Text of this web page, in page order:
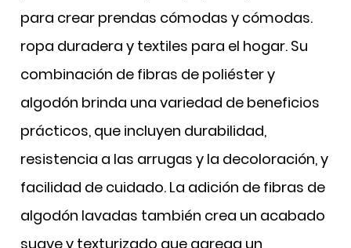
para crear prendas cómodas y cómodas.
ropa duradera y textiles para el hogar. Su
combinación de fibras de poliéster y
algodón brinda una variedad de beneficios
prácticos, que incluyen durabilidad,
resistencia a las arrugas y la decoloración, y
facilidad de cuidado. La adición de fibras de
algodón lavadas también crea un acabado
suave y texturizado que agrega un